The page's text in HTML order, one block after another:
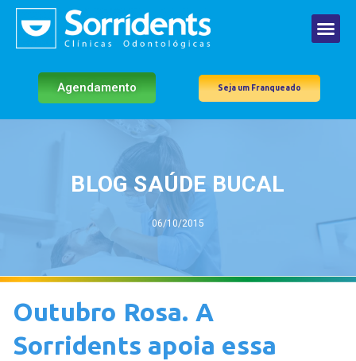
Agendamento Seja um Franqueado
BLOG SAÚDE BUCAL
06/10/2015
Outubro Rosa. A
Sorridents apoia essa